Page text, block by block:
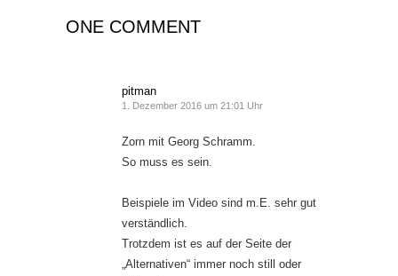
ONE COMMENT
pitman
1. Dezember 2016 um 21:01 Uhr
Zorn mit Georg Schramm.
So muss es sein.
Beispiele im Video sind m.E. sehr gut
verständlich.
Trotzdem ist es auf der Seite der
„Alternativen“ immer noch still oder